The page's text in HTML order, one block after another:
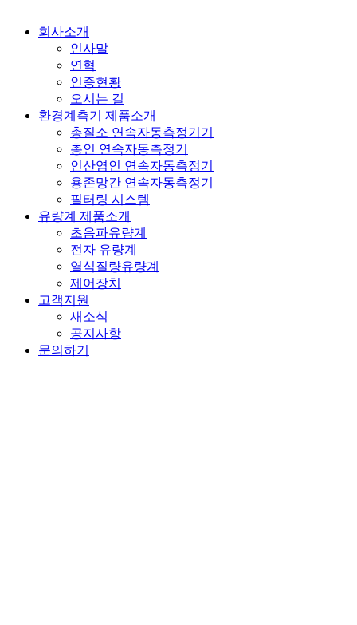
Close 회사소개
인사말
연혁
인증현황
오시는 길
환경계측기 제품소개
총질소 연속자동측정기기
총인 연속자동측정기
인산염인 연속자동측정기
용존망간 연속자동측정기
필터링 시스템
유량계 제품소개
초음파유량계
전자 유량계
열식질량유량계
제어장치
고객지원
새소식
공지사항
문의하기